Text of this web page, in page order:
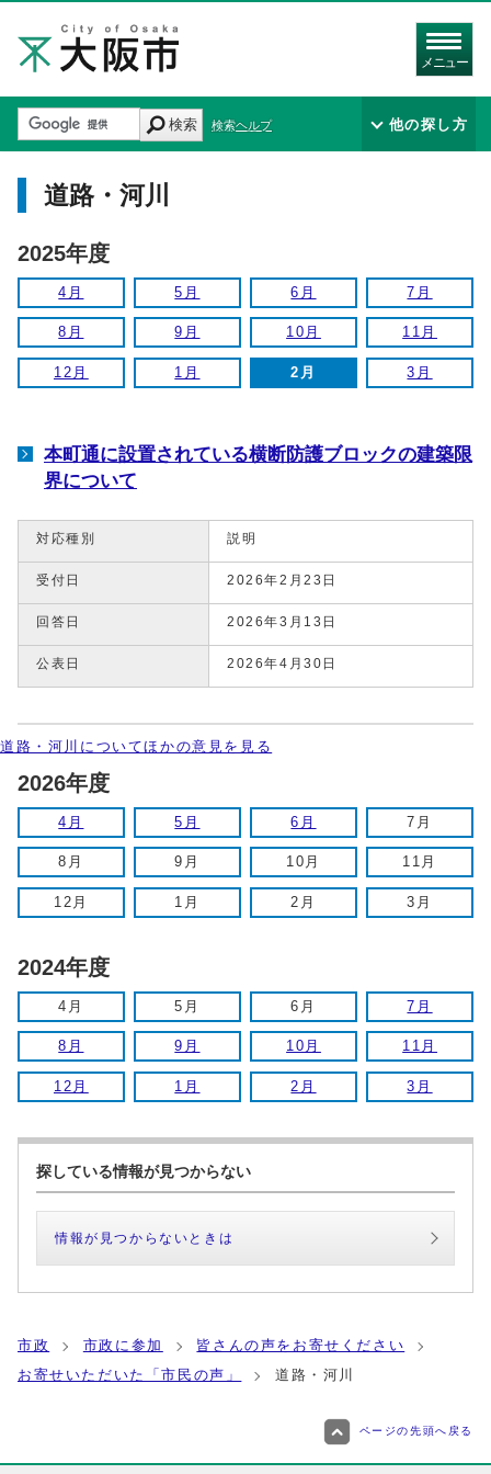
メニュー
検索 検索ヘルプ 他の探し方
道路・河川
2025年度
4月 5月 6月 7月
8月 9月 10月 11月
12月 1月 2月 3月
本町通に設置されている横断防護ブロックの建築限
界について
対応種別 説明
受付日 2026年2月23日
回答日 2026年3月13日
公表日 2026年4月30日
道路・河川についてほかの意見を見る
2026年度
4月 5月 6月 7月
8月 9月 10月 11月
12月 1月 2月 3月
2024年度
4月 5月 6月 7月
8月 9月 10月 11月
12月 1月 2月 3月
探している情報が見つからない
情報が見つからないときは
市政 市政に参加
皆さんの声をお寄せください
お寄せいただいた「市民の声」
道路・河川
ページの先頭へ戻る